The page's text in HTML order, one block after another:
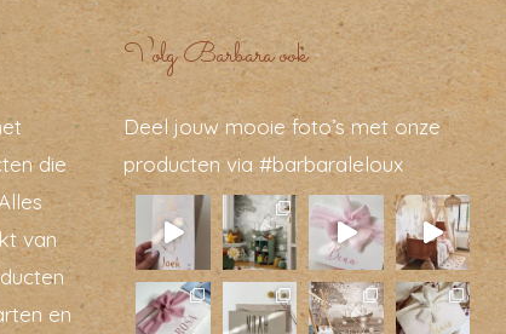
die
van
en
Volg Barbara ook
Deel jouw mooie foto’s met onze
producten via #barbaraleloux